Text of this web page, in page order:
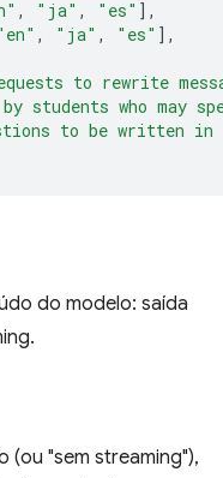
, "ja" , "es" ],
, "ja" , "es" ],
to rewrite
students who may
to be written in
do modelo: saída
(ou "sem streaming"),